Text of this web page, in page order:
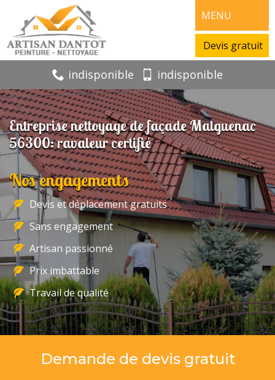
MENU
Devis gratuit
indisponible indisponible
Entreprise nettoyage de façade Malguenac
56300: ravaleur certifié
Nos engagements
Devis et déplacement gratuits
Sans engagement
Artisan passionné
Prix imbattable
Travail de qualité
Demande de devis gratuit